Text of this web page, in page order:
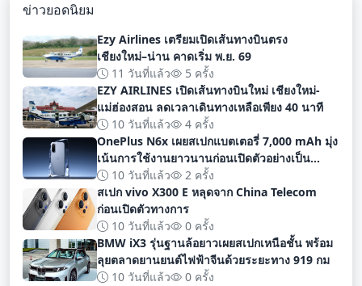
ข่าวยอดนิยม
Ezy Airlines เตรียมเปิดเส้นทางบินตรง
เชียงใหม่–น่าน คาดเริ่ม พ.ย. 69
11 วันที่แล้ว
5 ครั้ง
EZY AIRLINES เปิดเส้นทางบินใหม่ เชียงใหม่-
แม่ฮ่องสอน ลดเวลาเดินทางเหลือเพียง 40 นาที
10 วันที่แล้ว
4 ครั้ง
OnePlus N6x เผยสเปกแบตเตอรี่ 7,000 mAh มุ่ง
เน้นการใช้งานยาวนานก่อนเปิดตัวอย่างเป็น
ทางการ
10 วันที่แล้ว
2 ครั้ง
สเปก vivo X300 E หลุดจาก China Telecom
ก่อนเปิดตัวทางการ
10 วันที่แล้ว
0 ครั้ง
BMW iX3 รุ่นฐานล้อยาวเผยสเปกเหนือชั้น พร้อม
ลุยตลาดยานยนต์ไฟฟ้าจีนด้วยระยะทาง 919 กม
10 วันที่แล้ว
0 ครั้ง